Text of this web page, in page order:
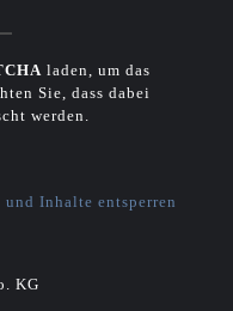
laden, um das
Sie, dass dabei
werden.
Inhalte entsperren
KG